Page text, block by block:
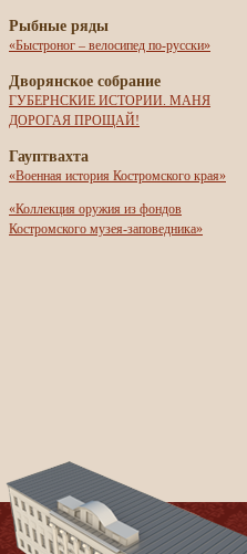
Рыбные ряды
«Быстроног – велосипед по-русски»
Дворянское собрание
ГУБЕРНСКИЕ ИСТОРИИ. МАНЯ
ДОРОГАЯ ПРОЩАЙ!
Гауптвахта
«Военная история Костромского края»
«Коллекция оружия из фондов
Костромского музея-заповедника»